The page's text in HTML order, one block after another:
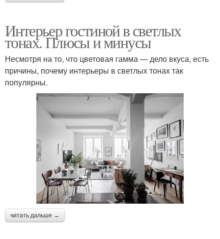
Интерьер гостиной в светлых
тонах. Плюсы и минусы
Несмотря на то, что цветовая гамма — дело вкуса, есть
причины, почему интерьеры в светлых тонах так
популярны.
читать дальше →